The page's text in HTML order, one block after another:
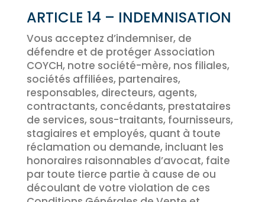
ARTICLE 14 – INDEMNISATION
Vous acceptez d’indemniser, de
défendre et de protéger Association
COYCH, notre société-mère, nos filiales,
sociétés affiliées, partenaires,
responsables, directeurs, agents,
contractants, concédants, prestataires
de services, sous-traitants, fournisseurs,
stagiaires et employés, quant à toute
réclamation ou demande, incluant les
honoraires raisonnables d’avocat, faite
par toute tierce partie à cause de ou
découlant de votre violation de ces